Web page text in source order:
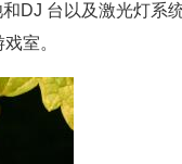
DJ 台以及激光灯系
室。